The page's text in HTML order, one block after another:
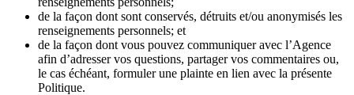
de la façon dont sont conservés, détruits et/ou anonymisés les
renseignements personnels; et
de la façon dont vous pouvez communiquer avec l’Agence
afin d’adresser vos questions, partager vos commentaires ou,
le cas échéant, formuler une plainte en lien avec la présente
Politique.